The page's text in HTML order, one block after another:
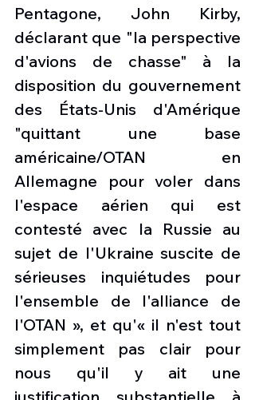
Pentagone, John Kirby,
déclarant que "la perspective
d'avions de chasse" à la
disposition du gouvernement
des États-Unis d'Amérique
"quittant une base
américaine/OTAN en
Allemagne pour voler dans
l'espace aérien qui est
contesté avec la Russie au
sujet de l'Ukraine suscite de
sérieuses inquiétudes pour
l'ensemble de l'alliance de
l'OTAN », et qu'« il n'est tout
simplement pas clair pour
nous qu'il y ait une